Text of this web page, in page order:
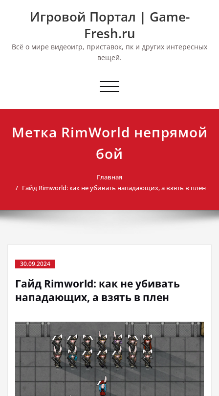
Игровой Портал | Game-
Fresh.ru
Всё о мире видеоигр, приставок, пк и других интересных
вещей.
Переключить
Метка RimWorld непрямой
бой
Главная
Гайд Rimworld: как не убивать нападающих, а взять в плен
30.09.2024
Гайд Rimworld: как не убивать
нападающих, а взять в плен